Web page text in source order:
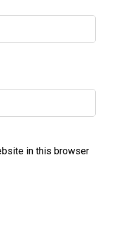
in this browser